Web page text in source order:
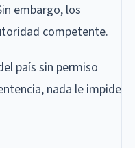
embargo, los
competente.
país sin permiso
nada le impide